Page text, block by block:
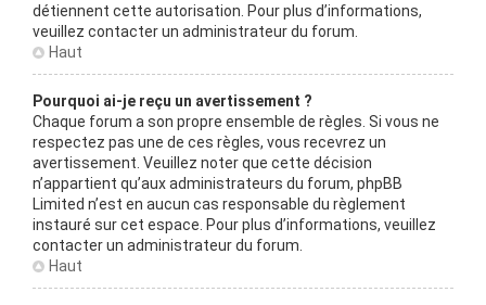
détiennent cette autorisation. Pour plus d’informations,
veuillez contacter un administrateur du forum.
Haut
Pourquoi ai-je reçu un avertissement ?
Chaque forum a son propre ensemble de règles. Si vous ne
respectez pas une de ces règles, vous recevrez un
avertissement. Veuillez noter que cette décision
n’appartient qu’aux administrateurs du forum, phpBB
Limited n’est en aucun cas responsable du règlement
instauré sur cet espace. Pour plus d’informations, veuillez
contacter un administrateur du forum.
Haut